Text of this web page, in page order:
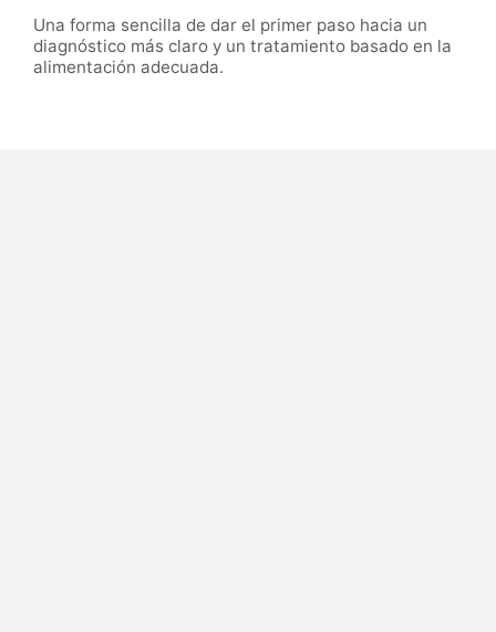
Una forma sencilla de dar el primer paso hacia un
diagnóstico más claro y un tratamiento basado en la
alimentación adecuada.